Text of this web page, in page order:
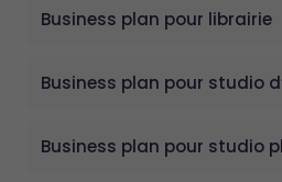
Business plan pour librairie
Business plan pour studio
Business plan pour studio